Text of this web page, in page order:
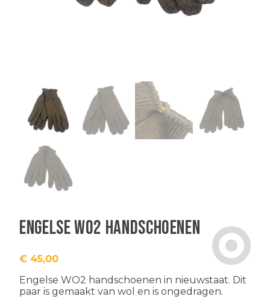
Engelse WO2 handschoenen
€ 45,00
Engelse WO2 handschoenen in nieuwstaat. Dit
paar is gemaakt van wol en is ongedragen.